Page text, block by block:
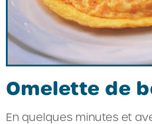
Omelette de
En quelques minutes et